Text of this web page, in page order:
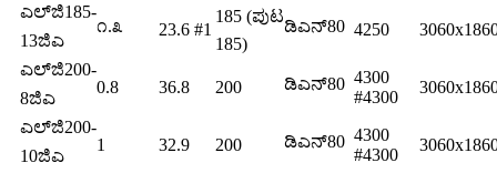
ಎಲ್‌ಜಿ185-
13ಜಿಎ
೧.೩ 23.6 #1
185 (ಪುಟ
185)
ಡಿಎನ್80 4250
ಎಲ್‌ಜಿ200-
8ಜಿಎ
0.8 36.8 200 ಡಿಎನ್80 4300
#4300
ಎಲ್‌ಜಿ200-
10ಜಿಎ
1 32.9 200 ಡಿಎನ್80 4300
#4300